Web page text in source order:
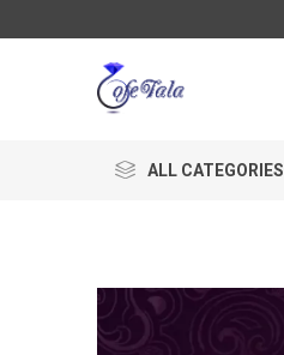
ALL CATEGORIES